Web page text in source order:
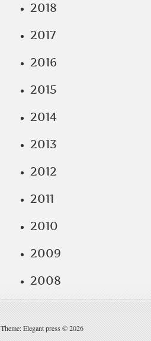
2018
2017
2016
2015
2014
2013
2012
2011
2010
2009
2008
Theme: Elegant press © 2026